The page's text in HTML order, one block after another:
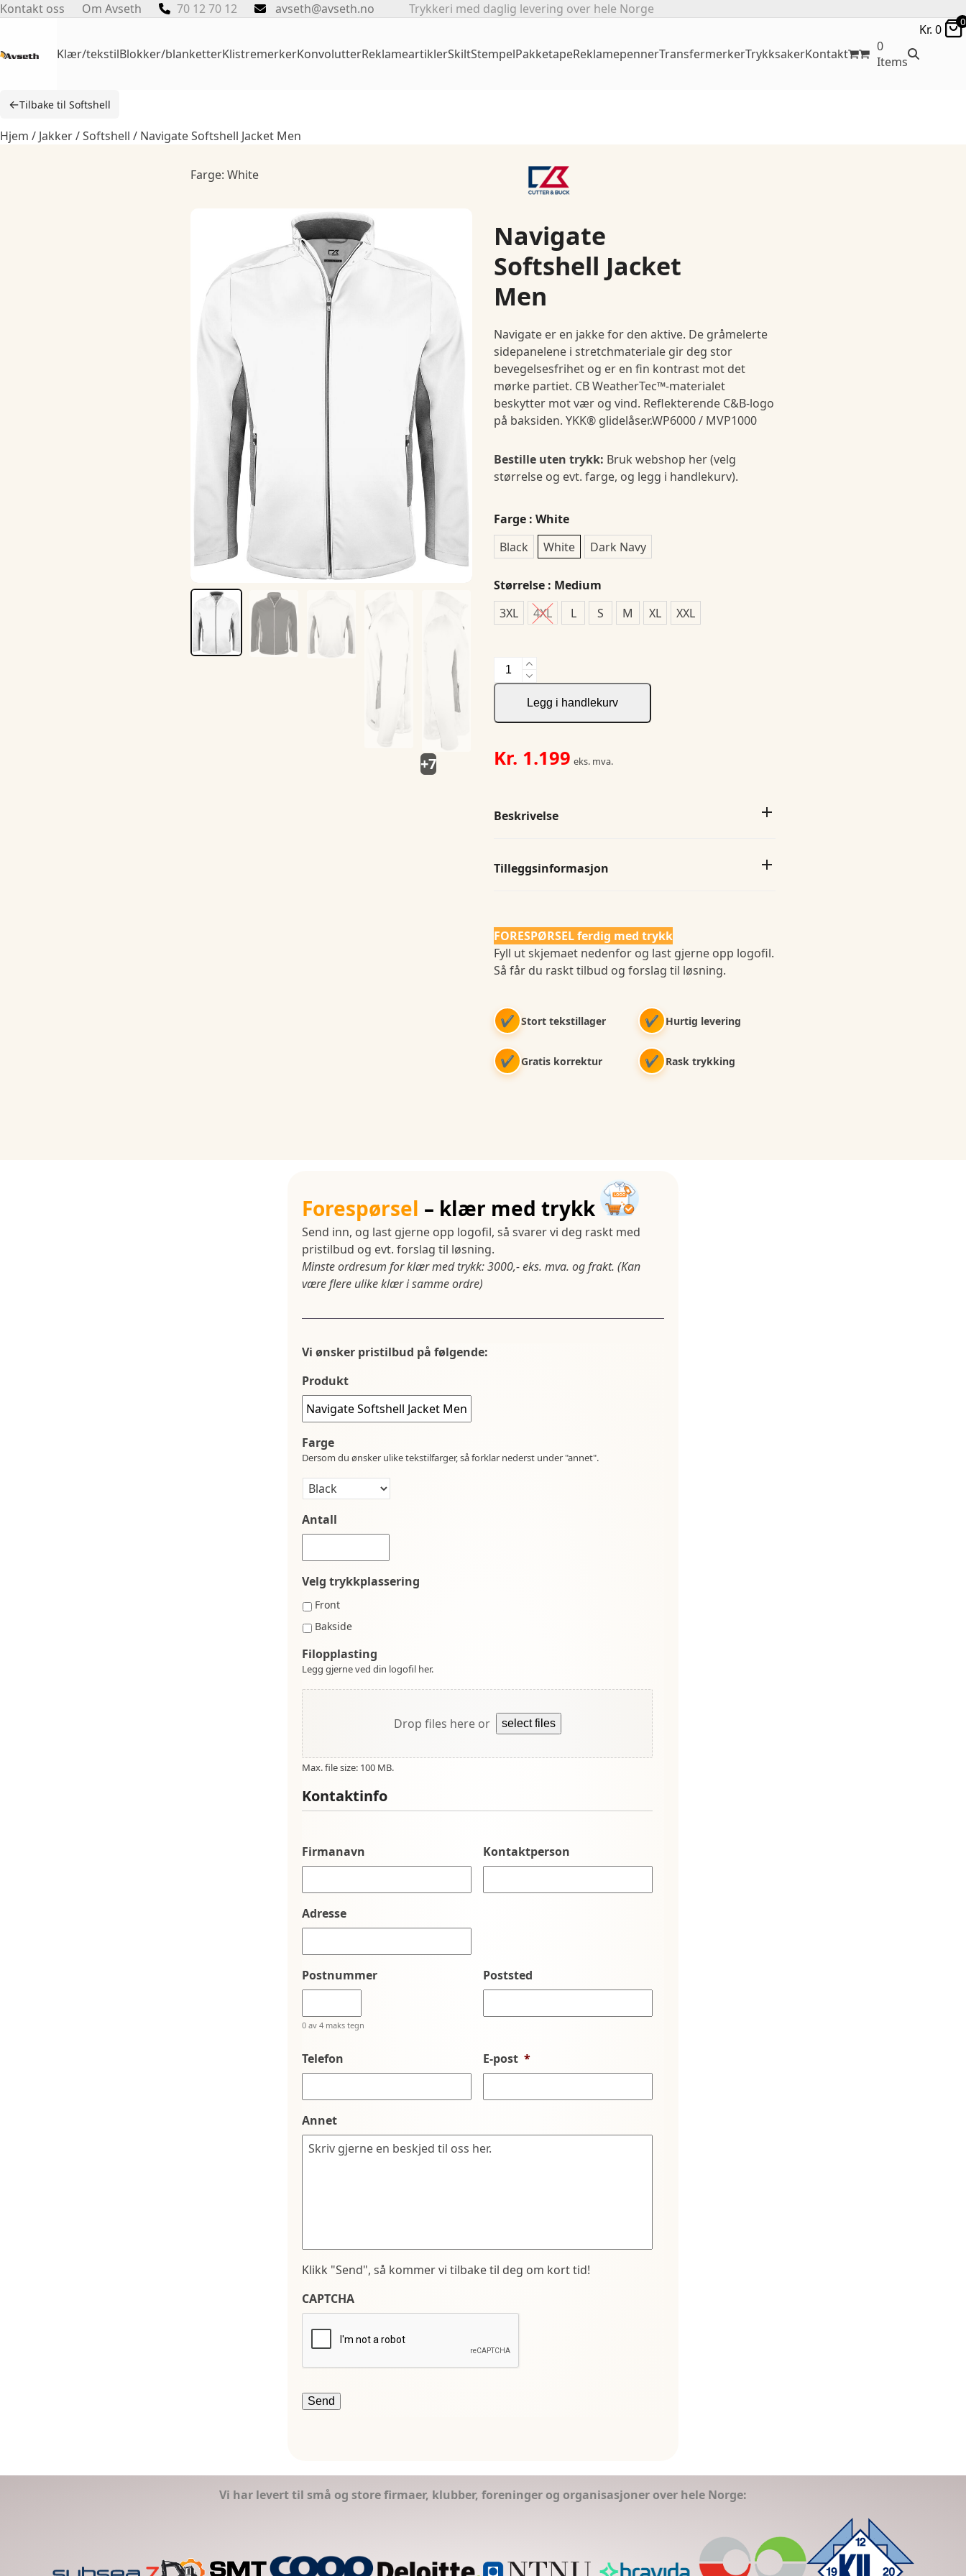
Skip
Kontakt oss Om Avseth 70 12 70 12 avseth@avseth.no Trykkeri med daglig levering over hele Norge
Klær/tekstilBlokker/blanketterKlistremerkerKonvolutterReklameartiklerSkiltStempelPakketapeReklamepennerTransfermerkerTrykksakerKontakt
0
Items
Kr. 0 0
←Tilbake til Softshell
Hjem / Jakker/Softshell / Navigate Softshell Jacket Men
Farge: White
+7
Navigate
Softshell Jacket
Men
Navigate er en jakke for den aktive. De gråmelerte
sidepanelene i stretchmateriale gir deg stor
bevegelsesfrihet og er en fin kontrast mot det
mørke partiet. CB WeatherTec™-materialet
beskytter mot vær og vind. Reflekterende C&B-logo
på baksiden. YKK® glidelåser.WP6000 / MVP1000
Bestille uten trykk: Bruk webshop her (velg
størrelse og evt. farge, og legg i handlekurv).
Farge : White
Black
White Dark Navy
Størrelse : Medium
3XL
4XL L S M XL XXL
Navigate
Softshell
Men
Legg i handlekurv
Kr. 1.199 eks. mva.
Beskrivelse
Tilleggsinformasjon
FORESPØRSEL ferdig med trykk
Fyll ut skjemaet nedenfor og last gjerne opp logofil.
Så får du raskt tilbud og forslag til løsning.
✔ Stort tekstillager ✔ Hurtig levering
✔ Gratis korrektur ✔ Rask trykking
Forespørsel – klær med trykk
Send inn, og last gjerne opp logofil, så svarer vi deg raskt med
pristilbud og evt. forslag til løsning.
Minste ordresum for klær med trykk: 3000,- eks. mva. og frakt. (Kan
være flere ulike klær i samme ordre)
Vi ønsker pristilbud på følgende:
Produkt
Farge
Dersom du ønsker ulike tekstilfarger, så forklar nederst under "annet".
Antall
Velg trykkplassering
Front
Bakside
Filopplasting
Legg gjerne ved din logofil her.
Drop files here or select files
Max. file size: 100 MB.
Kontaktinfo
Firmanavn Kontaktperson
Adresse
Postnummer
0 av 4 maks tegn
Poststed
Telefon E-post *
Annet
Klikk "Send", så kommer vi tilbake til deg om kort tid!
CAPTCHA
Vi har levert til små og store firmaer, klubber, foreninger og organisasjoner over hele Norge: